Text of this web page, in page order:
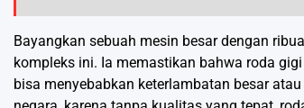
Bayangkan sebuah mesin besar dengan
kompleks ini. Ia memastikan bahwa roda
bisa menyebabkan keterlambatan besar